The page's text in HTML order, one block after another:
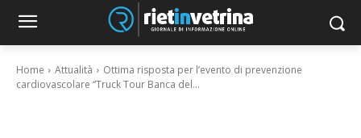
Home Attualità
Ottima risposta per l’evento di prevenzione
cardiovascolare “Truck Tour Banca del...